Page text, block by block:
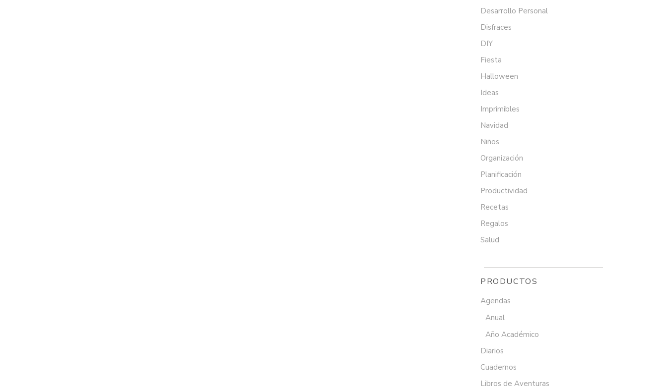
Desarrollo Personal
Disfraces
DIY
Fiesta
Halloween
Ideas
Imprimibles
Navidad
Niños
Organización
Planificación
Productividad
Recetas
Regalos
Salud
PRODUCTOS
Agendas
Anual
Año Académico
Diarios
Cuadernos
Libros de Aventuras